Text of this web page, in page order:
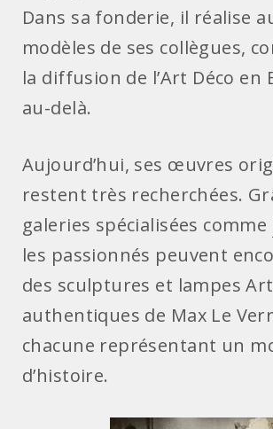
Dans sa fonderie, il réalise
modèles de ses collègues,
la diffusion de l’Art Déco en
au-delà.
Aujourd’hui, ses œuvres
restent très recherchées.
galeries spécialisées comme
les passionnés peuvent
des sculptures et lampes
authentiques de Max Le
chacune représentant un
d’histoire.